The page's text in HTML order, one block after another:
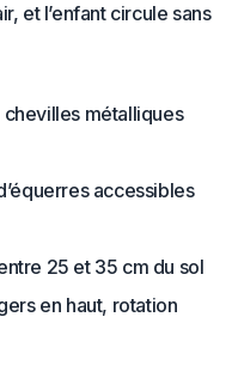
et l’enfant circule sans
chevilles métalliques
accessibles
25 et 35 cm du sol
en haut, rotation